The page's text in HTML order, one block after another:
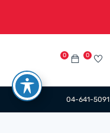
0 0
04-641-5091